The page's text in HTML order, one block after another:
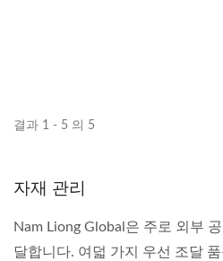
결과 1 - 5 의 5
자재 관리
Nam Liong Global은 주로 외부
달합니다. 여덟 가지 우선 조달